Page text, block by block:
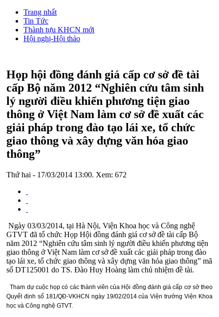
Trang nhất
Tin Tức
Thành tựu KHCN mới
Hội nghị-Hội thảo
Họp hội đồng đánh giá cấp cơ sở đề tài
cấp Bộ năm 2012 “Nghiên cứu tâm sinh
lý người điều khiển phương tiện giao
thông ở Việt Nam làm cơ sở đề xuất các
giải pháp trong đào tạo lái xe, tổ chức
giao thông và xây dựng văn hóa giao
thông”
Thứ hai - 17/03/2014 13:00. Xem: 672
Ngày 03/03/2014, tại Hà Nội, Viện Khoa học và Công nghệ
GTVT đã tổ chức Họp Hội đồng đánh giá cơ sở đề tài cấp Bộ
năm 2012 “Nghiên cứu tâm sinh lý người điều khiển phương tiện
giao thông ở Việt Nam làm cơ sở đề xuất các giải pháp trong đào
tạo lái xe, tổ chức giao thông và xây dựng văn hóa giao thông” mã
số DT125001 do TS. Đào Huy Hoàng làm chủ nhiệm đề tài.
Tham dự cuộc họp có các thành viên của Hội đồng đánh giá cấp cơ sở theo
Quyết định số 181/QĐ-VKHCN ngày 19/02/2014 của Viện trưởng Viện Khoa
học và Công nghệ GTVT.